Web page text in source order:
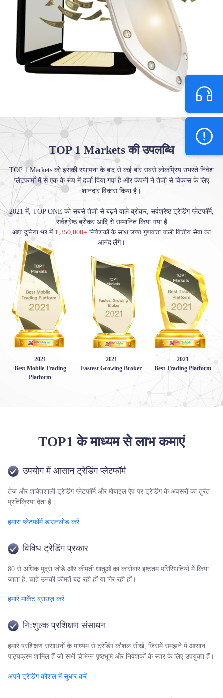
TOP 1 Markets की उपलब्धि
TOP 1 Markets को इसकी स्थापना के बाद से कई बार सबसे लोकप्रिय उभरते निवेश
प्लेटफार्मों में से एक के रूप में दर्जा दिया गया है और कंपनी ने तेजी से विकास के लिए
शानदार विकास किया है।
2021 में, TOP ONE को सबसे तेजी से बढ़ने वाले ब्रोकर, सर्वश्रेष्ठ ट्रेडिंग प्लेटफॉर्म,
सर्वश्रेष्ठ ब्रोकर आदि से सम्मानित किया गया है
आप दुनिया भर में 1,350,000+ निवेशकों के साथ उच्च गुणवत्ता वाली वित्तीय सेवा का
आनंद लेंगे।
2021
Best Mobile Trading
Platform
2021
Fastest Growing Broker
2021
Best Trading Platform
TOP1 के माध्यम से लाभ कमाएं
उपयोग में आसान ट्रेडिंग प्लेटफॉर्म
तेज़ और शक्तिशाली ट्रेडिंग प्लेटफॉर्म और मोबाइल ऐप पर ट्रेडिंग के अवसरों का तुरंत
प्रतिक्रिया देता है।
हमारा प्लेटफॉर्म डाउनलोड करें
विविध ट्रेडिंग प्रकार
80 से अधिक मुद्रा जोड़े और कीमती धातुओं का कारोबार इष्टतम परिस्थितियों में किया
जाता है, चाहे उनकी कीमतें बढ़ रही हों या गिर रही हों।
हमारे मार्केट ब्राउज़ करें
नि:शुल्क प्रशिक्षण संसाधन
हमारे प्रशिक्षण संसाधनों के माध्यम से ट्रेडिंग कौशल सीखें, जिसमें समझने में आसान
पाठ्यक्रम शामिल हैं जो सभी विभिन्न पृष्ठभूमि और निवेशकों के स्तर के लिए उपयुक्त हैं।
अपने ट्रेडिंग कौशल में सुधार करें